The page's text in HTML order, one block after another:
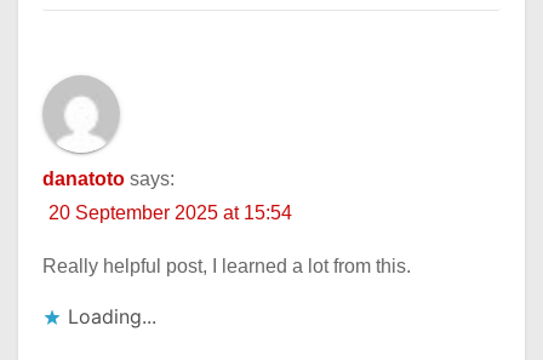
danatoto says:
20 September 2025 at 15:54
Really helpful post, I learned a lot from this.
Loading...